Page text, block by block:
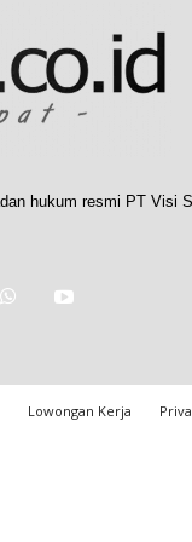
hukum resmi PT Visi
Lowongan Kerja